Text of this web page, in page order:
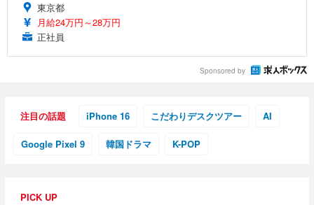
東京都
月給24万円～28万円
正社員
Sponsored by
注目の話題 iPhone 16 こだわりデスクツアー AI
Google Pixel 9 韓国ドラマ K-POP
PICK UP